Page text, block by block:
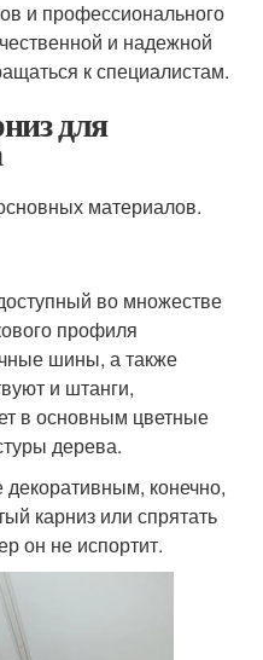
и профессионального
и надежной
к специалистам.
для
материалов.
во множестве
профиля
шины, а также
и штанги,
в основным цветные
дерева.
декоративным, конечно,
карниз или спрятать
он не испортит.